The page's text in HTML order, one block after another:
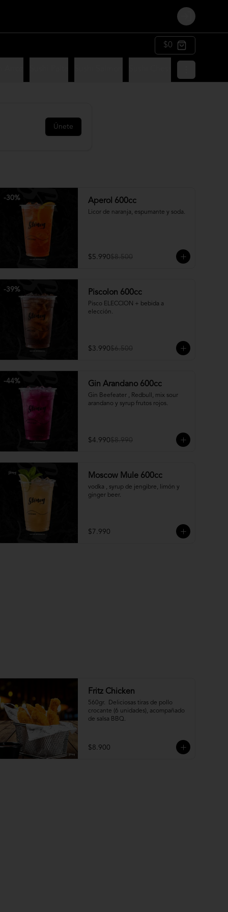
Login
$0
Únete
-30% Aperol 600cc
Licor de naranja, espumante y soda.
$5.990$8.500
-39% Piscolon 600cc
Pisco ELECCION + bebida a
elección.
$3.990$6.500
-44% Gin Arandano 600cc
Gin Beefeater , Redbull, mix sour
arandano y syrup frutos rojos.
$4.990$8.990
Moscow Mule 600cc
vodka , syrup de jengibre, limón y
ginger beer.
$7.990
Fritz Chicken
560gr.  Deliciosas tiras de pollo
crocante (6 unidades), acompañado
de salsa BBQ.
$8.900